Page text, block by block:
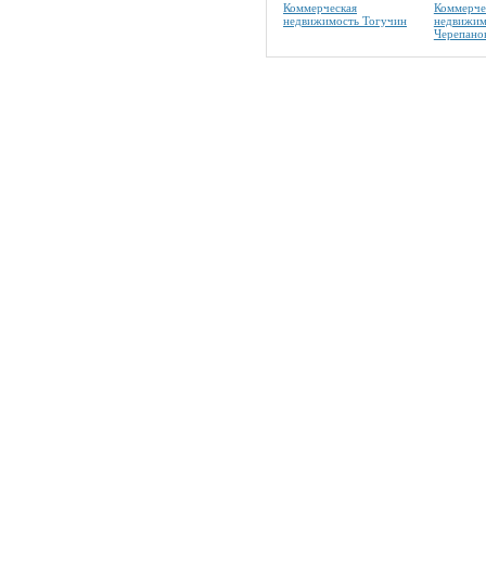
Коммерческая
недвижимость Тогучин